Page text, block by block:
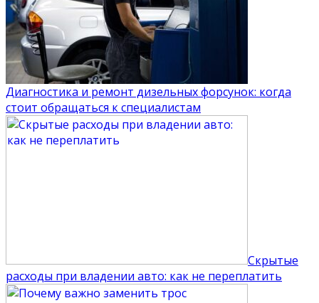
Диагностика и ремонт дизельных форсунок: когда
стоит обращаться к специалистам
Скрытые
расходы при владении авто: как не переплатить